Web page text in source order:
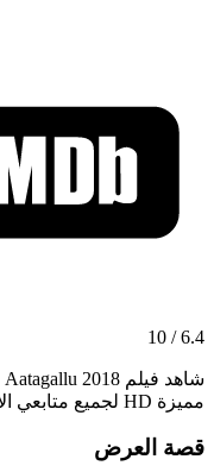
6.4 / 10
مميزة HD لجميع متابعي الاثارة على عرب سيد Arabseed.
قصة العرض